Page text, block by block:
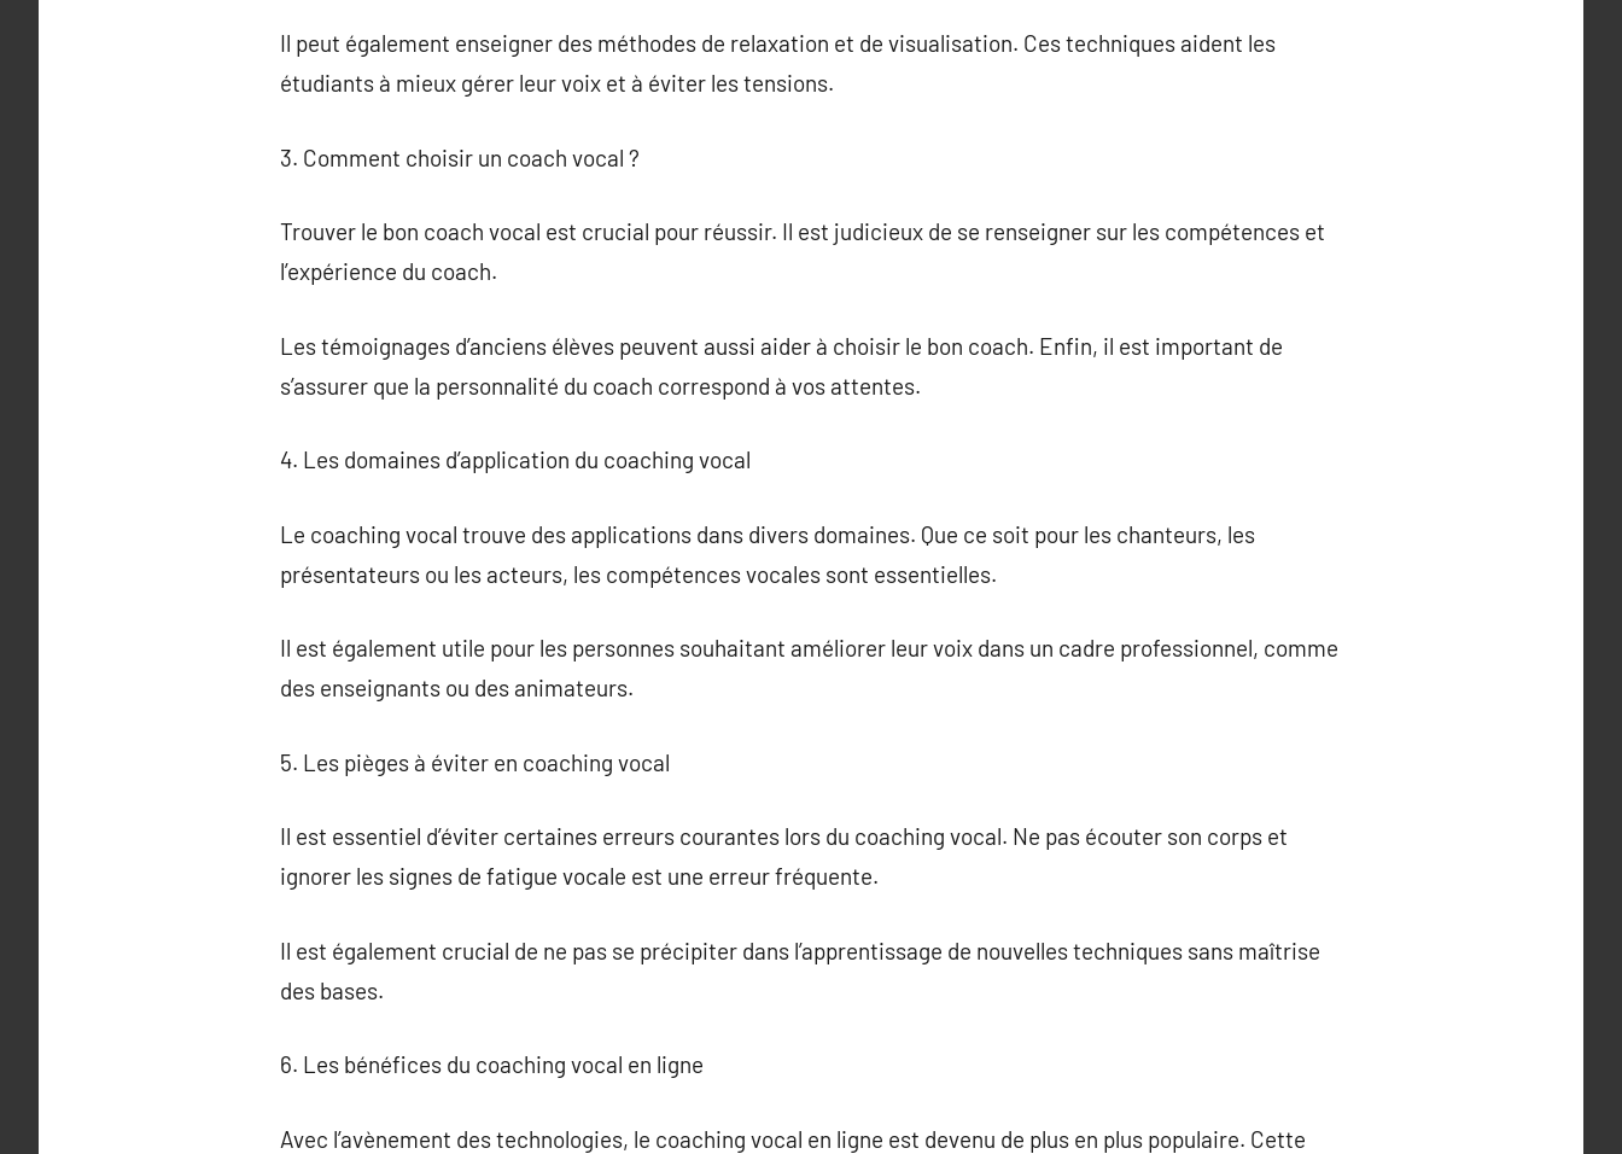
Il peut également enseigner des méthodes de relaxation et de visualisation. Ces techniques aident les
étudiants à mieux gérer leur voix et à éviter les tensions.
3. Comment choisir un coach vocal ?
Trouver le bon coach vocal est crucial pour réussir. Il est judicieux de se renseigner sur les compétences et
l’expérience du coach.
Les témoignages d’anciens élèves peuvent aussi aider à choisir le bon coach. Enfin, il est important de
s’assurer que la personnalité du coach correspond à vos attentes.
4. Les domaines d’application du coaching vocal
Le coaching vocal trouve des applications dans divers domaines. Que ce soit pour les chanteurs, les
présentateurs ou les acteurs, les compétences vocales sont essentielles.
Il est également utile pour les personnes souhaitant améliorer leur voix dans un cadre professionnel, comme
des enseignants ou des animateurs.
5. Les pièges à éviter en coaching vocal
Il est essentiel d’éviter certaines erreurs courantes lors du coaching vocal. Ne pas écouter son corps et
ignorer les signes de fatigue vocale est une erreur fréquente.
Il est également crucial de ne pas se précipiter dans l’apprentissage de nouvelles techniques sans maîtrise
des bases.
6. Les bénéfices du coaching vocal en ligne
Avec l’avènement des technologies, le coaching vocal en ligne est devenu de plus en plus populaire. Cette